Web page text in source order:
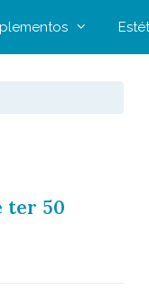
ter 50